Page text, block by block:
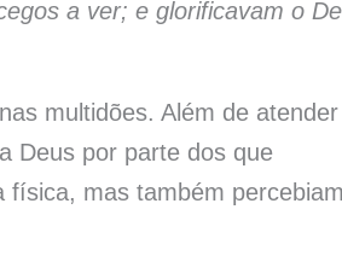
a ver; e glorificavam o
multidões. Além de
Deus por parte dos que
física, mas também